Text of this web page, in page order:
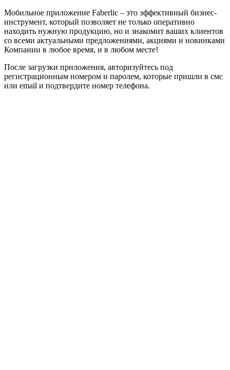
Мобильное приложение Faberlic – это эффективный бизнес-
инструмент, который позволяет не только оперативно
находить нужную продукцию, но и знакомит ваших клиентов
со всеми актуальными предложениями, акциями и новинками
Компании в любое время, и в любом месте!
После загрузки приложения, авторизуйтесь под
регистрационным номером и паролем, которые пришли в смс
или email и подтвердите номер телефона.